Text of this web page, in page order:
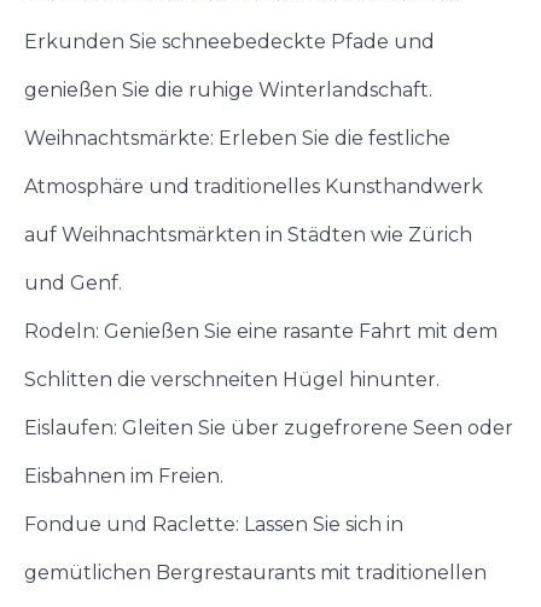
Erkunden Sie schneebedeckte Pfade und
genießen Sie die ruhige Winterlandschaft.
Weihnachtsmärkte: Erleben Sie die festliche
Atmosphäre und traditionelles Kunsthandwerk
auf Weihnachtsmärkten in Städten wie Zürich
und Genf.
Rodeln: Genießen Sie eine rasante Fahrt mit dem
Schlitten die verschneiten Hügel hinunter.
Eislaufen: Gleiten Sie über zugefrorene Seen oder
Eisbahnen im Freien.
Fondue und Raclette: Lassen Sie sich in
gemütlichen Bergrestaurants mit traditionellen